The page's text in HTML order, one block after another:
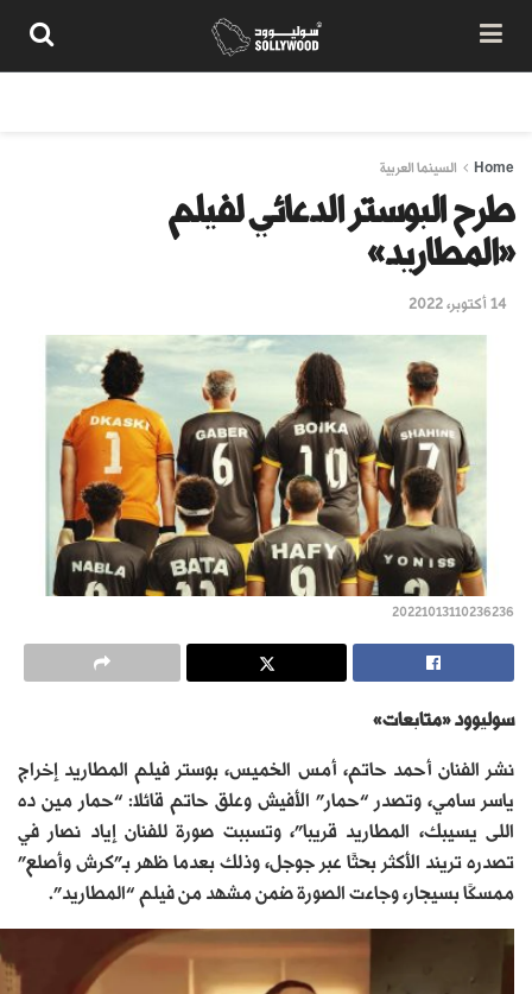
Home السينما العربية
طرح البوستر الدعائي لفيلم
«المطاريد»
14 أكتوبر، 2022
20221013110236236
سوليوود «متابعات»
نشر الفنان أحمد حاتم، أمس الخميس، بوستر فيلم المطاريد إخراج
ياسر سامي، وتصدر “حمار” الأفيش وعلق حاتم قائلا: “حمار مين ده
اللى يسيبك، المطاريد قريبا”، وتسببت صورة للفنان إياد نصار في
تصدره تريند الأكثر بحثًا عبر جوجل، وذلك بعدما ظهر بـ”كرش وأصلع”
ممسكًا بسيجار، وجاءت الصورة ضمن مشهد من فيلم “المطاريد”.